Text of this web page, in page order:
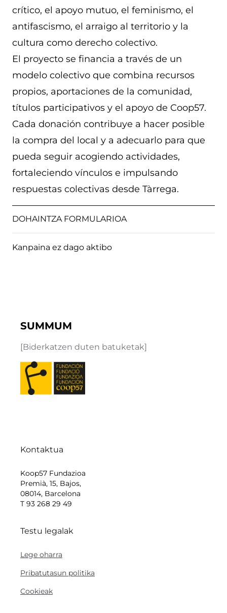
crítico, el apoyo mutuo, el feminismo, el
antifascismo, el arraigo al territorio y la
cultura como derecho colectivo.
El proyecto se financia a través de un
modelo colectivo que combina recursos
propios, aportaciones de la comunidad,
títulos participativos y el apoyo de Coop57.
Cada donación contribuye a hacer posible
la compra del local y a adecuarlo para que
pueda seguir acogiendo actividades,
fortaleciendo vínculos e impulsando
respuestas colectivas desde Tàrrega.
DOHAINTZA FORMULARIOA
Kanpaina ez dago aktibo
SUMMUM
[Biderkatzen duten batuketak]
Kontaktua
Koop57 Fundazioa
Premià, 15, Bajos,
08014, Barcelona
T 93 268 29 49
Testu legalak
Lege oharra
Pribatutasun politika
Cookieak